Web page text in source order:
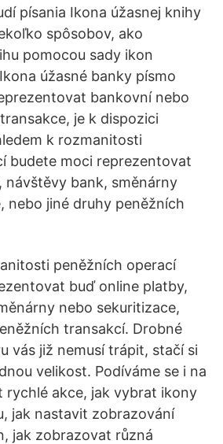
písania Ikona úžasnej knihy
spôsobov, ako
pomocou sady ikon
úžasné banky písmo
bankovní nebo
je k dispozici
k rozmanitosti
budete moci reprezentovat
návštěvy bank, směnárny
nebo jiné druhy peněžních
peněžních operací
buď online platby,
nebo sekuritizace,
transakcí. Drobné
vás již nemusí trápit, stačí si
velikost. Podíváme se i na
rychlé akce, jak vybrat ikony
jak nastavit zobrazování
jak zobrazovat různá